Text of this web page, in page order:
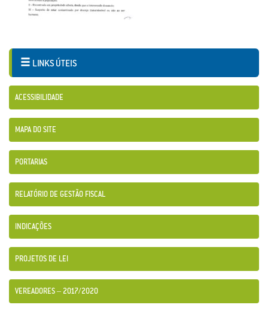
LINKS ÚTEIS
ACESSIBILIDADE
MAPA DO SITE
PORTARIAS
RELATÓRIO DE GESTÃO FISCAL
INDICAÇÕES
PROJETOS DE LEI
VEREADORES – 2017/2020